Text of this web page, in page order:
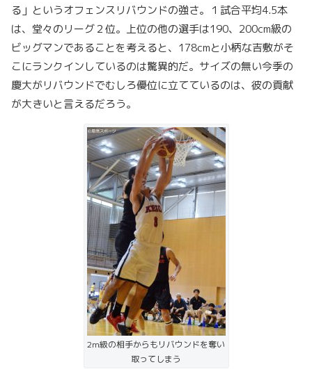
る」というオフェンスリバウンドの強さ。１試合平均4.5本
は、堂々のリーグ２位。上位の他の選手は190、200cm級の
ビッグマンであることを考えると、178cmと小柄な吉敷がそ
こにランクインしているのは驚異的だ。サイズの無い今季の
慶大がリバウンドでむしろ優位に立てているのは、彼の貢献
が大きいと言えるだろう。
2m級の相手からもリバウンドを奪い
取ってしまう